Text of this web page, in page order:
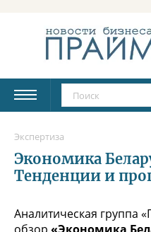
Экспертиза
Экономика
Тенденции и
Аналитическая группа